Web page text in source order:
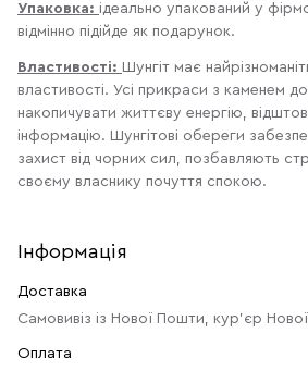
Упаковка: ідеально упакований у
відмінно підійде як подарунок.
Властивості: Шунгіт має
властивості. Усі прикраси з каменем
накопичувати життєву енергію,
інформацію. Шунгітові обереги
захист від чорних сил, позбавляють
своєму власнику почуття спокою.
Інформація
Доставка
Самовивіз із Нової Пошти, кур'єр
Оплата